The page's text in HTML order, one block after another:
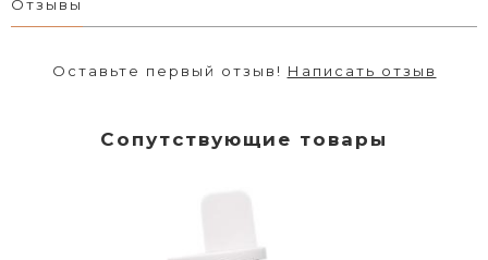
Отзывы
Оставьте первый отзыв! Написать отзыв
Сопутствующие товары